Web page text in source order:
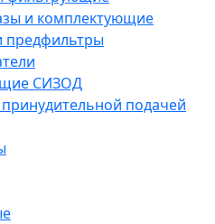
и комплектующие
предфильтры
СИЗОД
подачей